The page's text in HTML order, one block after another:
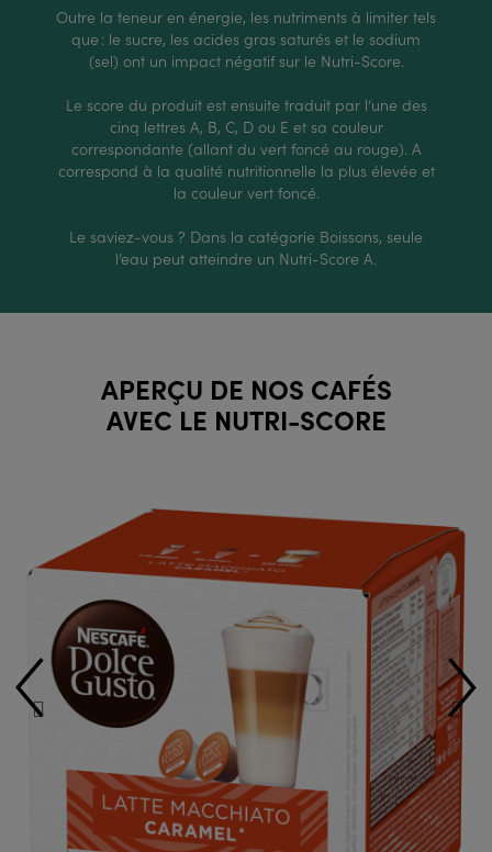
Outre la teneur en énergie, les nutriments à limiter tels
que : le sucre, les acides gras saturés et le sodium
(sel) ont un impact négatif sur le Nutri-Score.
Le score du produit est ensuite traduit par l’une des
cinq lettres A, B, C, D ou E et sa couleur
correspondante (allant du vert foncé au rouge). A
correspond à la qualité nutritionnelle la plus élevée et
la couleur vert foncé.
Le saviez-vous ? Dans la catégorie Boissons, seule
l’eau peut atteindre un Nutri-Score A.
APERÇU DE NOS CAFÉS
AVEC LE NUTRI-SCORE